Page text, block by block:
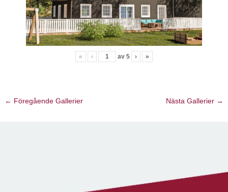
« ‹ av 5 › »
← Föregående Gallerier Nästa Gallerier →